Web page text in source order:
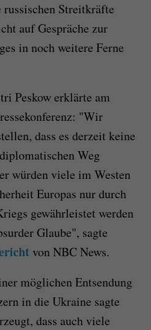
Streitkräfte
auf Gespräche zur
in noch weitere Ferne
Peskow erklärte am
"Wir
dass es derzeit keine
Weg
würden viele im Westen
Europas nur durch
gewährleistet werden
Glaube", sagte
von NBC News.
möglichen Entsendung
in die Ukraine sagte
dass auch viele